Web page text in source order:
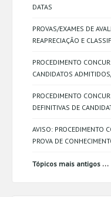
DATAS
PROVAS/EXAMES DE
REAPRECIAÇÃO E
PROCEDIMENTO
CANDIDATOS
PROCEDIMENTO
DEFINITIVAS DE
AVISO: PROCEDIMENTO
PROVA DE
Tópicos mais antigos ...